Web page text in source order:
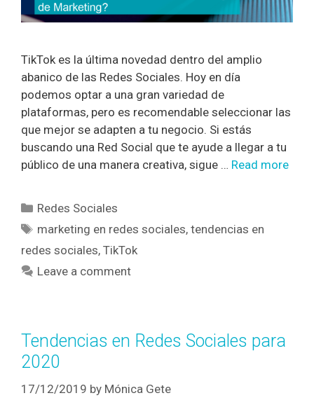
TikTok es la última novedad dentro del amplio
abanico de las Redes Sociales. Hoy en día
podemos optar a una gran variedad de
plataformas, pero es recomendable seleccionar las
que mejor se adapten a tu negocio. Si estás
buscando una Red Social que te ayude a llegar a tu
público de una manera creativa, sigue … Read more
Redes Sociales
marketing en redes sociales,tendencias en
redes sociales, TikTok
Leave a comment
Tendencias en Redes Sociales para
2020
17/12/2019 by Mónica Gete